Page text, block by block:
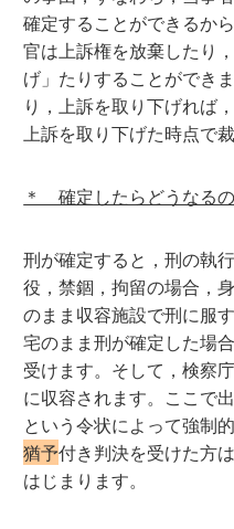
確定することができるか
官は上訴権を放棄したり
げ」たりすることができ
り，上訴を取り下げれば
上訴を取り下げた時点で
＊ 確定したらどうなる
刑が確定すると，刑の執
役，禁錮，拘留の場合，
のまま収容施設で刑に服
宅のまま刑が確定した場
受けます。そして，検察
に収容されます。ここで
という令状によって強制
猶予付き判決を受けた方
はじまります。